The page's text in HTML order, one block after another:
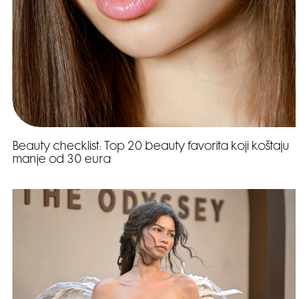
Beauty checklist: Top 20 beauty favorita koji koštaju
manje od 30 eura